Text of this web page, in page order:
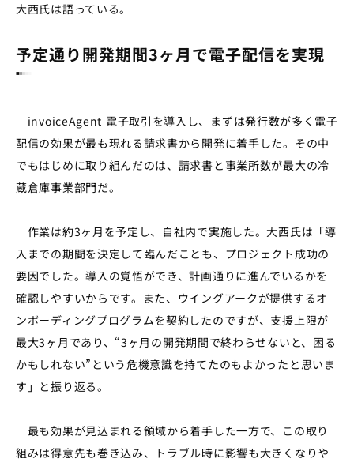
大西氏は語っている。
予定通り開発期間3ヶ月で電子配信を実現
invoiceAgent 電子取引を導入し、まずは発行数が多く電子
配信の効果が最も現れる請求書から開発に着手した。その中
でもはじめに取り組んだのは、請求書と事業所数が最大の冷
蔵倉庫事業部門だ。
作業は約3ヶ月を予定し、自社内で実施した。大西氏は「導
入までの期間を決定して臨んだことも、プロジェクト成功の
要因でした。導入の覚悟ができ、計画通りに進んでいるかを
確認しやすいからです。また、ウイングアークが提供するオ
ンボーディングプログラムを契約したのですが、支援上限が
最大3ヶ月であり、 “3 ヶ月の開発期間で終わらせないと、困る
かもしれない”という危機意識を持てたのもよかったと思いま
す」と振り返る。
最も効果が見込まれる領域から着手した一方で、この取り
組みは得意先も巻き込み、トラブル時に影響も大きくなりや